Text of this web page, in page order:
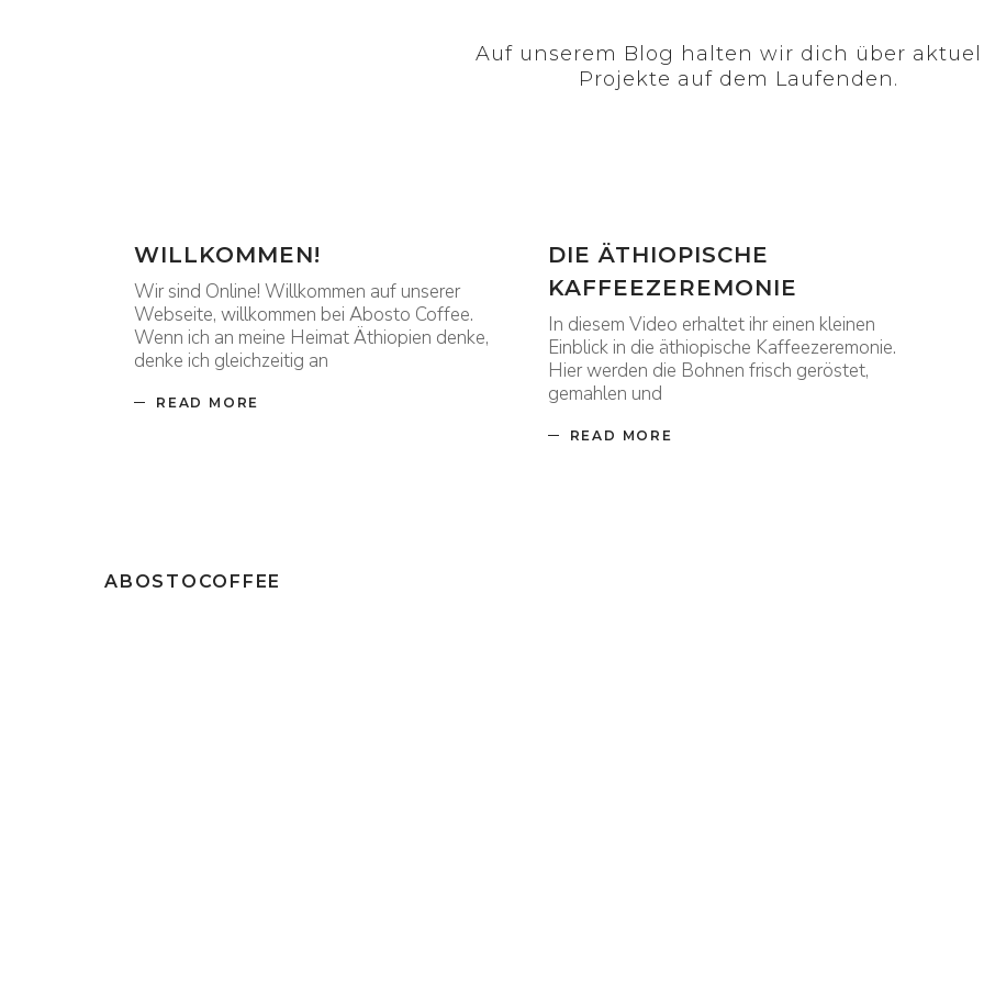
Auf unserem Blog halten wir dich über
Projekte auf dem Laufenden.
WILLKOMMEN!
Wir sind Online! Willkommen auf unserer
Webseite, willkommen bei Abosto Coffee.
Wenn ich an meine Heimat Äthiopien denke,
denke ich gleichzeitig an
READ MORE
DIE ÄTHIOPISCHE
KAFFEEZEREMONIE
In diesem Video erhaltet ihr einen kleinen
Einblick in die äthiopische Kaffeezeremonie.
Hier werden die Bohnen frisch geröstet,
gemahlen und
READ MORE
ABOSTOCOFFEE